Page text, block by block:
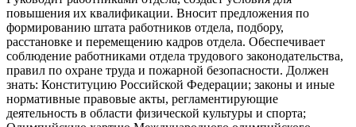
повышения их квалификации. Вносит предложения по
формированию штата работников отдела, подбору,
расстановке и перемещению кадров отдела. Обеспечивает
соблюдение работниками отдела трудового законодательства,
правил по охране труда и пожарной безопасности. Должен
знать: Конституцию Российской Федерации; законы и иные
нормативные правовые акты, регламентирующие
деятельность в области физической культуры и спорта;